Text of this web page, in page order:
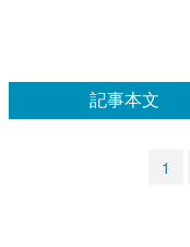
記事本文
1